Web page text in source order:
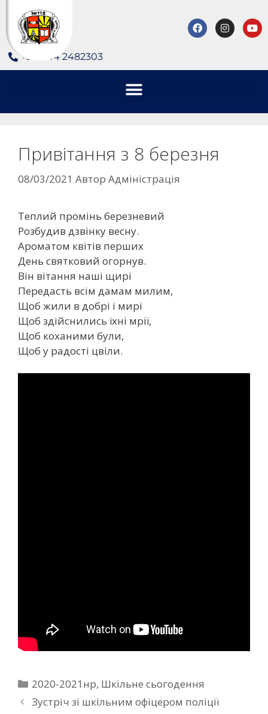
+380 44 2482303
Привітання з 8 березня
08/03/2021 Автор Адміністрація
Теплий промінь березневий
Розбудив дзвінку весну.
Ароматом квітів перших
День святковий огорнув.
Він вітання наші щирі
Передасть всім дамам милим,
Щоб жили в добрі і мирі
Щоб здійснились їхні мрії,
Щоб коханими були,
Щоб у радості цвіли.
2020-2021нр, Шкільне сьогодення
Зустріч зі шкільним офіцером поліції